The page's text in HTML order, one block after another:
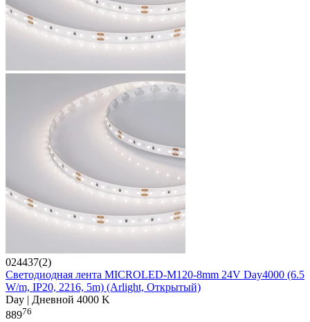
024437(2)
Светодиодная лента MICROLED-M120-8mm 24V Day4000 (6.5
W/m, IP20, 2216, 5m) (Arlight, Открытый)
Day | Дневной 4000 K
88976